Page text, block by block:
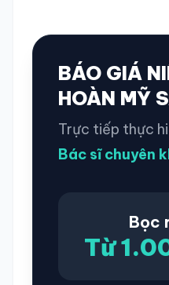
BÁO GIÁ
HOÀN MỸ
Trực tiếp thực
Bác sĩ chuyên
Bọc
Từ